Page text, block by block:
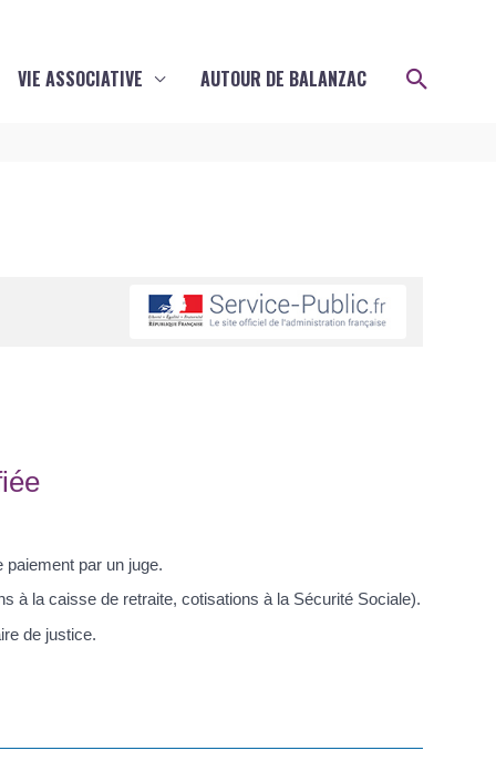
VIE ASSOCIATIVE AUTOUR DE BALANZAC
par un juge.
à la caisse de retraite, cotisations à la Sécurité Sociale).
de justice.